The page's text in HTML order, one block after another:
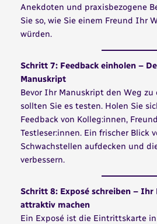
Anekdoten und praxisbezogene
Sie so, wie Sie einem Freund Ihr
würden.
Schritt 7: Feedback einholen –
Manuskript
Bevor Ihr Manuskript den Weg
sollten Sie es testen. Holen Sie
Feedback von Kolleg:innen,
Testleser:innen. Ein frischer Blick
Schwachstellen aufdecken und
verbessern.
Schritt 8: Exposé schreiben – Ihr
attraktiv machen
Ein Exposé ist die Eintrittskarte